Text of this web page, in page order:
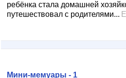
ребёнка стала домашней
путешествовал с родителями...
Мини-мемуары - 1